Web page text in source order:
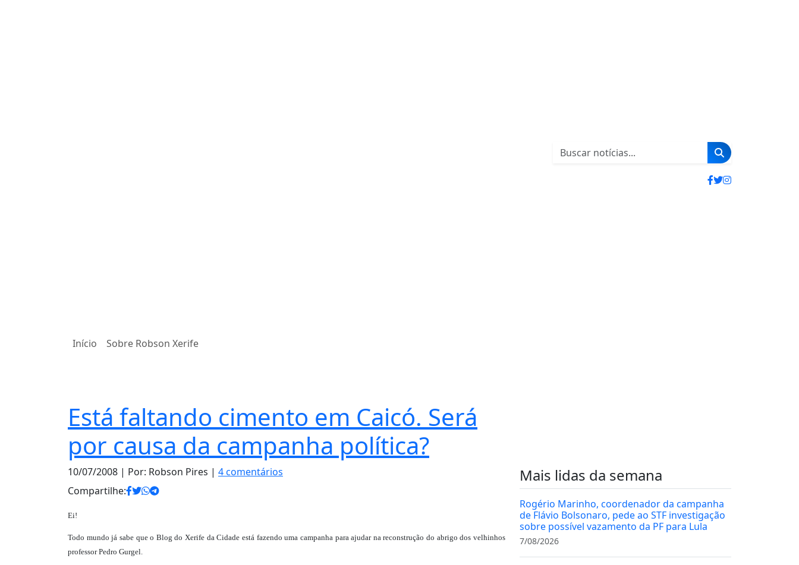
Início Sobre Robson Xerife
Está faltando cimento em Caicó. Será
por causa da campanha política?
10/07/2008 | Por: Robson Pires | 4 comentários
Compartilhe:
Ei!
Todo mundo já sabe que o Blog do Xerife da Cidade está fazendo uma campanha para ajudar na reconstrução do abrigo dos velhinhos
professor Pedro Gurgel.
Mais lidas da semana
Rogério Marinho, coordenador da campanha
de Flávio Bolsonaro, pede ao STF investigação
sobre possível vazamento da PF para Lula
7/08/2026